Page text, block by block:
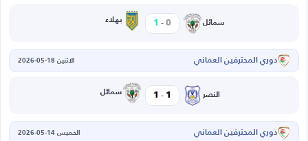
سمائل 0
-
1 بهلاء
دوري المحترفين العماني الاثنين 18-05-2026
النصر 1
-
1 سمائل
دوري المحترفين العماني الخميس 14-05-2026